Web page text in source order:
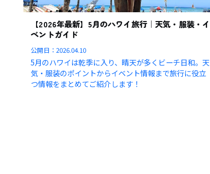
【2026年最新】5月のハワイ旅行｜天気・服装・イ
ベントガイド
公開日：2026.04.10
5月のハワイは乾季に入り、晴天が多くビーチ日和。天
気・服装のポイントからイベント情報まで旅行に役立
つ情報をまとめてご紹介します！